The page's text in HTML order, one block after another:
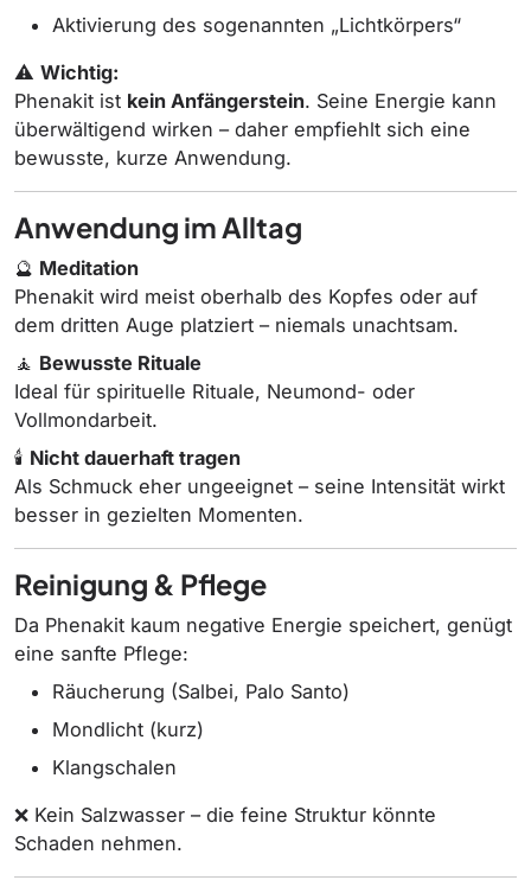
Aktivierung des sogenannten „Lichtkörpers“
⚠️ Wichtig:
Phenakit ist kein Anfängerstein. Seine Energie kann
überwältigend wirken – daher empfiehlt sich eine
bewusste, kurze Anwendung.
Anwendung im Alltag
🔮 Meditation
Phenakit wird meist oberhalb des Kopfes oder auf
dem dritten Auge platziert – niemals unachtsam.
🧘 Bewusste Rituale
Ideal für spirituelle Rituale, Neumond- oder
Vollmondarbeit.
🕯️ Nicht dauerhaft tragen
Als Schmuck eher ungeeignet – seine Intensität wirkt
besser in gezielten Momenten.
Reinigung & Pflege
Da Phenakit kaum negative Energie speichert, genügt
eine sanfte Pflege:
Räucherung (Salbei, Palo Santo)
Mondlicht (kurz)
Klangschalen
❌ Kein Salzwasser – die feine Struktur könnte
Schaden nehmen.